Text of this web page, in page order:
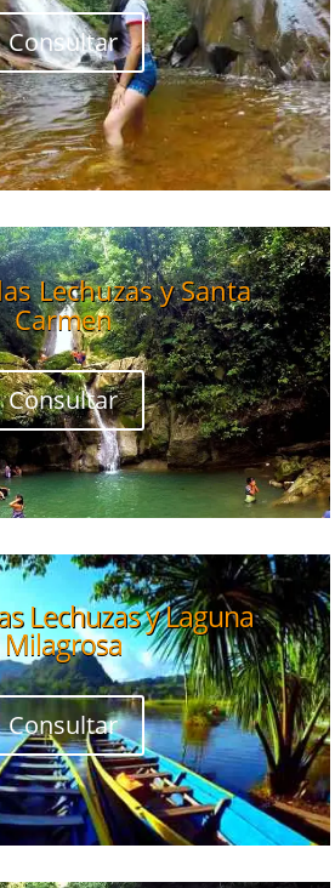
Consultar
Lechuzas y Santa
Carmen
Consultar
Lechuzas y Laguna
Milagrosa
Consultar